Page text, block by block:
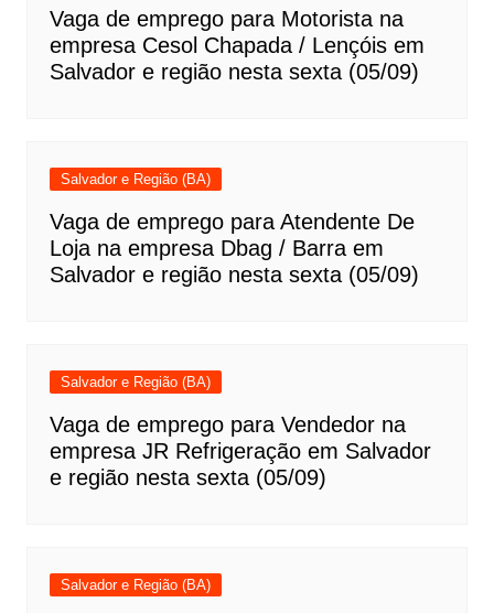
Vaga de emprego para Motorista na
empresa Cesol Chapada / Lençóis em
Salvador e região nesta sexta (05/09)
Salvador e Região (BA)
Vaga de emprego para Atendente De
Loja na empresa Dbag / Barra em
Salvador e região nesta sexta (05/09)
Salvador e Região (BA)
Vaga de emprego para Vendedor na
empresa JR Refrigeração em Salvador
e região nesta sexta (05/09)
Salvador e Região (BA)